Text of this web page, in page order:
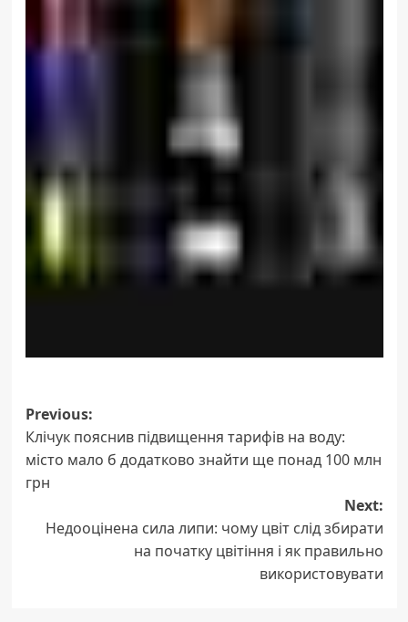
Post
navigation
Previous:
Клічук пояснив підвищення тарифів на воду:
місто мало б додатково знайти ще понад 100 млн
грн
Next:
Недооцінена сила липи: чому цвіт слід збирати
на початку цвітіння і як правильно
використовувати